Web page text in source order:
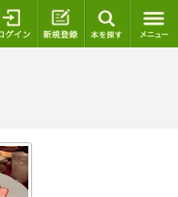
ログイン 新規登録